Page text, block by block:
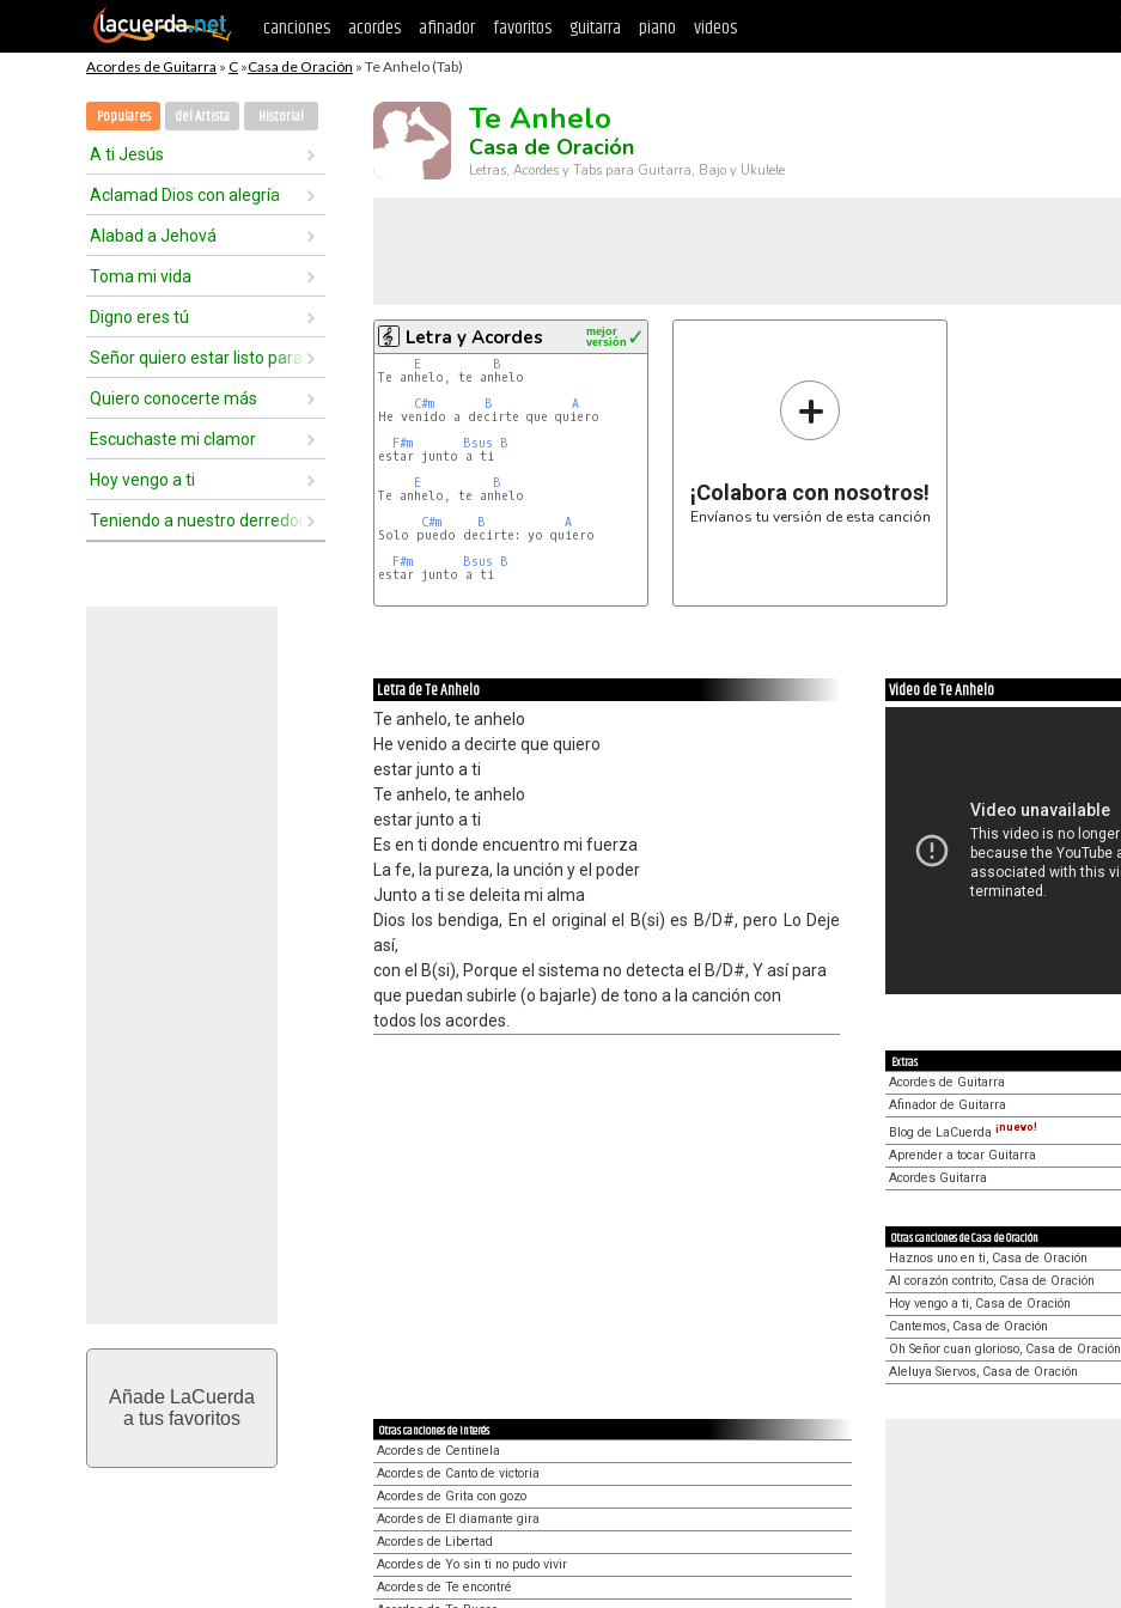
canciones acordes afinador favoritos guitarra piano videos
Acordes de Guitarra » C »Casa de Oración » Te Anhelo (Tab)
Populares del Artista Historial
A ti Jesús
Aclamad Dios con alegría
Alabad a Jehová
Toma mi vida
Digno eres tú
Señor quiero estar listo para ti
Quiero conocerte más
Escuchaste mi clamor
Hoy vengo a ti
Teniendo a nuestro derredor
Añade LaCuerda
a tus favoritos
Te Anhelo
Casa de Oración
Letras, Acordes y Tabs para Guitarra, Bajo y Ukulele
Letra y Acordes ✓
mejor
versión
E
B
Te anhelo, te anhelo
C#m
B
A
He venido a decirte que quiero
F#m
Bsus
B
estar junto a ti
E
B
Te anhelo, te anhelo
C#m
B
A
Solo puedo decirte: yo quiero
F#m
Bsus
B
estar junto a ti
+
¡Colabora con nosotros!
Envíanos tu versión de esta canción
Letra de Te Anhelo
Te anhelo, te anhelo
He venido a decirte que quiero
estar junto a ti
Te anhelo, te anhelo
estar junto a ti
Es en ti donde encuentro mi fuerza
La fe, la pureza, la unción y el poder
Junto a ti se deleita mi alma
Dios los bendiga, En el original el B(si) es B/D#, pero Lo Deje
así,
con el B(si), Porque el sistema no detecta el B/D#, Y así para
que puedan subirle (o bajarle) de tono a la canción con
todos los acordes.
Video de Te Anhelo
Extras
Acordes de Guitarra
Afinador de Guitarra
Blog de LaCuerda ¡nuevo!
Aprender a tocar Guitarra
Acordes Guitarra
Otras canciones de Casa de Oración
Haznos uno en ti, Casa de Oración
Al corazón contrito, Casa de Oración
Hoy vengo a ti, Casa de Oración
Cantemos, Casa de Oración
Oh Señor cuan glorioso, Casa de Oración
Aleluya Siervos, Casa de Oración
Otras canciones de interés
Acordes de Centinela
Acordes de Canto de victoria
Acordes de Grita con gozo
Acordes de El diamante gira
Acordes de Libertad
Acordes de Yo sin ti no pudo vivir
Acordes de Te encontré